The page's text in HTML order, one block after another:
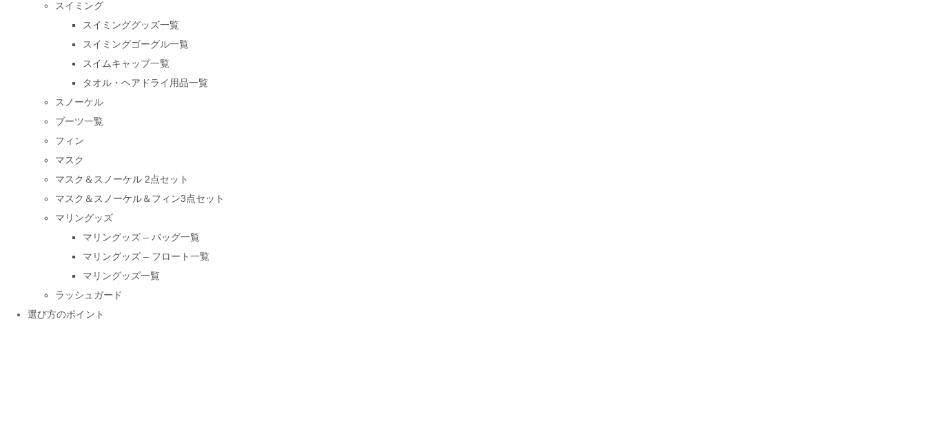
スイミング
スイミンググッズ一覧
スイミングゴーグル一覧
スイムキャップ一覧
タオル・ヘアドライ用品一覧
スノーケル
ブーツ一覧
フィン
マスク
マスク＆スノーケル 2点セット
マスク＆スノーケル＆フィン3点セット
マリングッズ
マリングッズ – バッグ一覧
マリングッズ – フロート一覧
マリングッズ一覧
ラッシュガード
選び方のポイント